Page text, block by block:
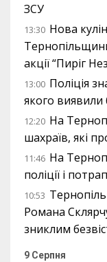
ЗСУ
13:30 Нова
акції “Пиріг
13:00 Поліція
якого виявили
12:20 На
шахраїв, які
11:46 На
поліції і
10:53
Романа
зниклим
9 Серпня